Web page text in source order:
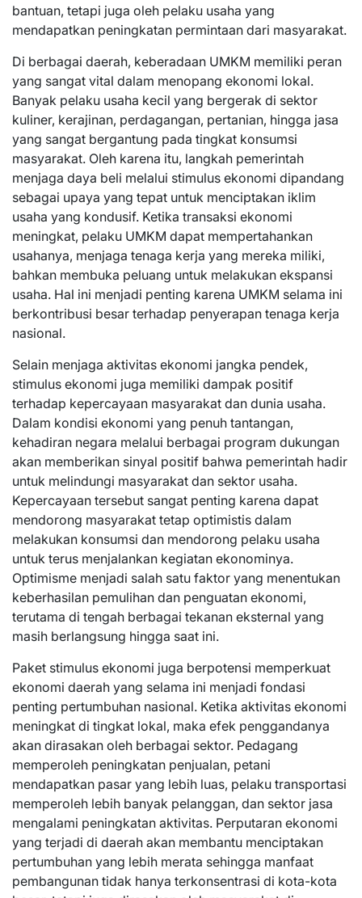
bantuan, tetapi juga oleh pelaku usaha yang
mendapatkan peningkatan permintaan dari masyarakat.
Di berbagai daerah, keberadaan UMKM memiliki peran
yang sangat vital dalam menopang ekonomi lokal.
Banyak pelaku usaha kecil yang bergerak di sektor
kuliner, kerajinan, perdagangan, pertanian, hingga jasa
yang sangat bergantung pada tingkat konsumsi
masyarakat. Oleh karena itu, langkah pemerintah
menjaga daya beli melalui stimulus ekonomi dipandang
sebagai upaya yang tepat untuk menciptakan iklim
usaha yang kondusif. Ketika transaksi ekonomi
meningkat, pelaku UMKM dapat mempertahankan
usahanya, menjaga tenaga kerja yang mereka miliki,
bahkan membuka peluang untuk melakukan ekspansi
usaha. Hal ini menjadi penting karena UMKM selama ini
berkontribusi besar terhadap penyerapan tenaga kerja
nasional.
Selain menjaga aktivitas ekonomi jangka pendek,
stimulus ekonomi juga memiliki dampak positif
terhadap kepercayaan masyarakat dan dunia usaha.
Dalam kondisi ekonomi yang penuh tantangan,
kehadiran negara melalui berbagai program dukungan
akan memberikan sinyal positif bahwa pemerintah hadir
untuk melindungi masyarakat dan sektor usaha.
Kepercayaan tersebut sangat penting karena dapat
mendorong masyarakat tetap optimistis dalam
melakukan konsumsi dan mendorong pelaku usaha
untuk terus menjalankan kegiatan ekonominya.
Optimisme menjadi salah satu faktor yang menentukan
keberhasilan pemulihan dan penguatan ekonomi,
terutama di tengah berbagai tekanan eksternal yang
masih berlangsung hingga saat ini.
Paket stimulus ekonomi juga berpotensi memperkuat
ekonomi daerah yang selama ini menjadi fondasi
penting pertumbuhan nasional. Ketika aktivitas ekonomi
meningkat di tingkat lokal, maka efek penggandanya
akan dirasakan oleh berbagai sektor. Pedagang
memperoleh peningkatan penjualan, petani
mendapatkan pasar yang lebih luas, pelaku transportasi
memperoleh lebih banyak pelanggan, dan sektor jasa
mengalami peningkatan aktivitas. Perputaran ekonomi
yang terjadi di daerah akan membantu menciptakan
pertumbuhan yang lebih merata sehingga manfaat
pembangunan tidak hanya terkonsentrasi di kota-kota